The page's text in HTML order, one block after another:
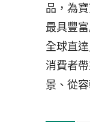
品，為
最具豐
全球直
消費者
景、從